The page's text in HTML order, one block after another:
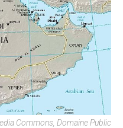
Commons, Domaine Public